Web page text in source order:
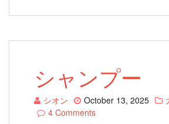
シャンプー
シオン October 13, 2025
4 Comments